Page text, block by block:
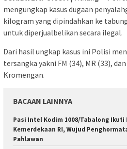
mengungkap kasus dugaan
kilogram yang dipindahkan ke
untuk diperjualbelikan secara ilegal.
Dari hasil ungkap kasus ini Polisi
tersangka yakni FM (34), MR (33),
Kromengan.
BACAAN LAINNYA
Pasi Intel Kodim 1008/Tabalong Ikuti
Kemerdekaan RI, Wujud
Pahlawan